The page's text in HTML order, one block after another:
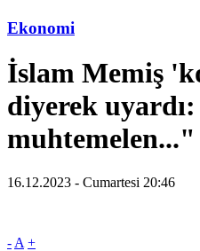
Ekonomi
İslam Memiş
diyerek
muhtemelen..."
16.12.2023 - Cumartesi 20:46
- A +